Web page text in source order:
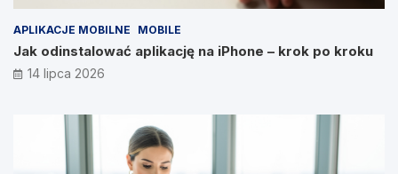
APLIKACJE MOBILNE MOBILE
Jak odinstalować aplikację na iPhone – krok po kroku
14 lipca 2026